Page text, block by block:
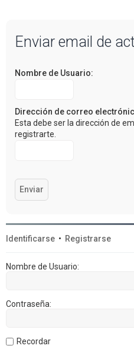
Enviar email de
Nombre de Usuario:
Dirección de correo
Esta debe ser la dirección de
registrarte.
Identificarse • Registrarse
Nombre de Usuario:
Contraseña:
Recordar